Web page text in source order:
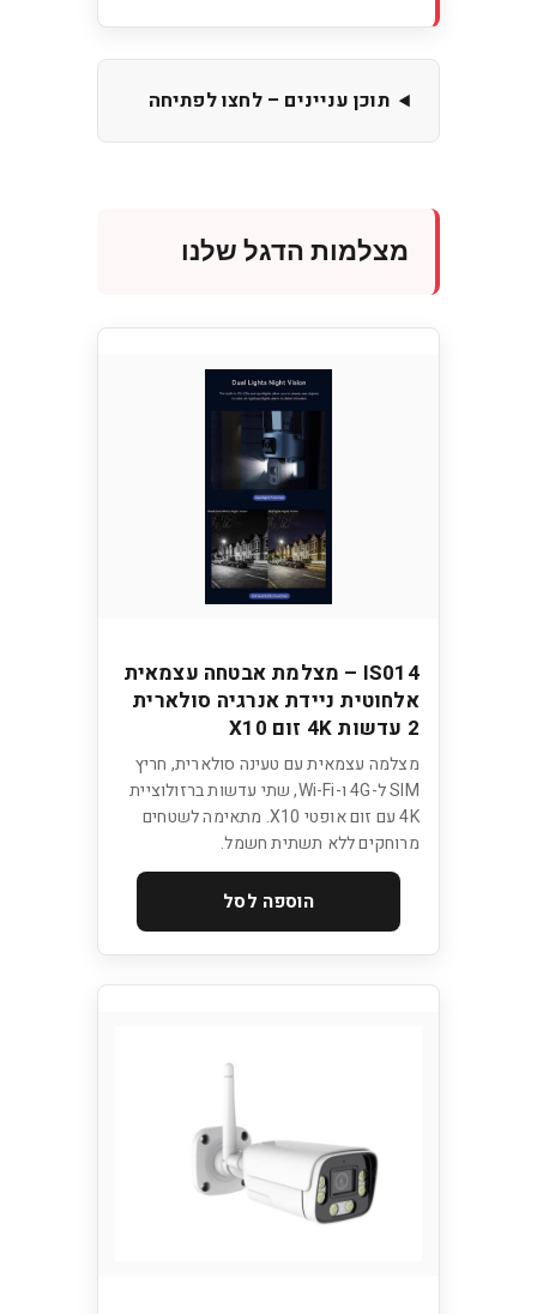
תוכן עניינים – לחצו לפתיחה
מצלמות הדגל שלנו
IS014 – מצלמת אבטחה עצמאית
אלחוטית ניידת אנרגיה סולארית
2 עדשות 4K זום X10
מצלמה עצמאית עם טעינה סולארית, חריץ
SIM ל-4G ו-Wi-Fi, שתי עדשות ברזולוציית
4K עם זום אופטי X10. מתאימה לשטחים
מרוחקים ללא תשתית חשמל.
הוספה לסל